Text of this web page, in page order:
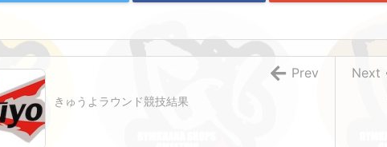
Next
きゅうよラウンド競技結果
Prev